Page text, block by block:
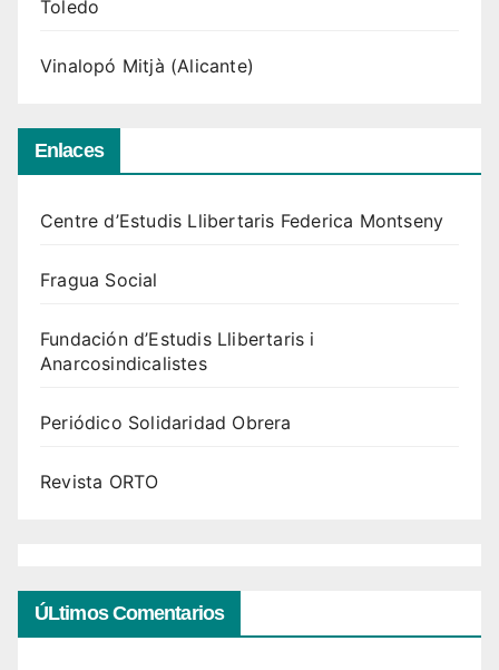
Toledo
Vinalopó Mitjà (Alicante)
Enlaces
Centre d’Estudis Llibertaris Federica Montseny
Fragua Social
Fundación d’Estudis Llibertaris i
Anarcosindicalistes
Periódico Solidaridad Obrera
Revista ORTO
ÚLtimos Comentarios